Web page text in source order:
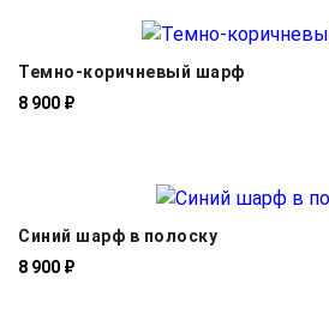
Темно-коричневый шарф
8 900 ₽
Синий шарф в полоску
8 900 ₽